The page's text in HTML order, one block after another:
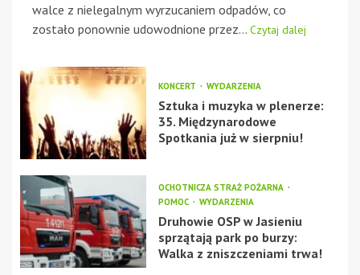
walce z nielegalnym wyrzucaniem odpadów, co
zostało ponownie udowodnione przez... Czytaj dalej
KONCERT WYDARZENIA
Sztuka i muzyka w plenerze:
35. Międzynarodowe
Spotkania już w sierpniu!
OCHOTNICZA STRAŻ POŻARNA
POMOC
WYDARZENIA
Druhowie OSP w Jasieniu
sprzątają park po burzy:
Walka z zniszczeniami trwa!